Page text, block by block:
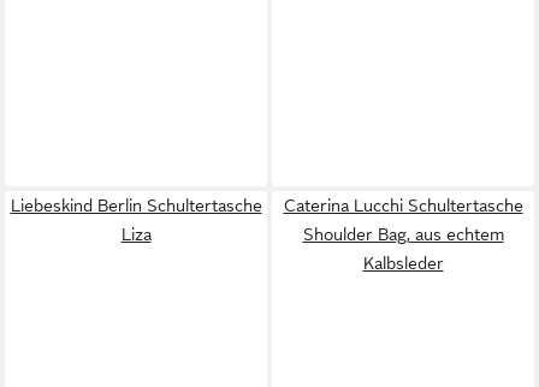
Liebeskind Berlin Schultertasche
Liza
Caterina Lucchi Schultertasche
Shoulder Bag, aus echtem
Kalbsleder